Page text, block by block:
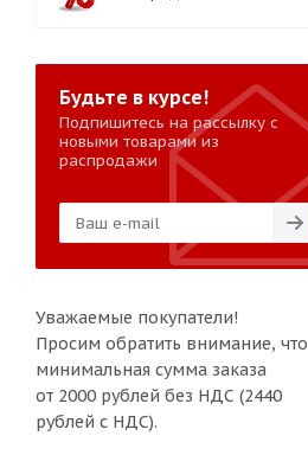
Будьте в курсе!
Подпишитесь на рассылку с
новыми товарами из
распродажи
Уважаемые покупатели!
Просим обратить внимание, что
минимальная сумма заказа
от 2000 рублей без НДС (2440
рублей с НДС).